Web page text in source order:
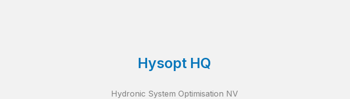
Hysopt HQ
Hydronic System Optimisation NV